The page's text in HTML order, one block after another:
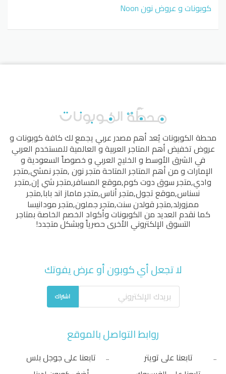
كوبونات و عروض نون Noon
محطة الكوبوناتيُعد أهم مصدر عربي يجمع لك كافة كوبونات و
عروض تخفيض أهم المتاجر العربية و العالمية للمستخدم العربي
في الشرق الأوسط و الخليج العربي و خصوصاً السعودية و
الإمارات و من أهم المتاجر المتاحةمتجر نون,متجر نمشي,متجر
وادي,متجر سوق دوت كوم,موقع المسافر,متجر شي إن,متجر
نسناس,موقع تجول,متجر أناس,متجر ماماز اند بابا,متجر
ممزورلد,متجر قولدن سنت,متجر جملون,متجر مودانيسا
كما نقدم العديد من الكوبونات وأكواد الخصم الخاصة بمتاجر
التسوق الإلكتروني الأخرى حصرياً وبشكل متجدد!
لا تجعل أي كوبون أو عرض يفوتك
اشتراك
روابط التواصل بالموقع
تابعنا على تويتر
تابعنا على جوجل بلس